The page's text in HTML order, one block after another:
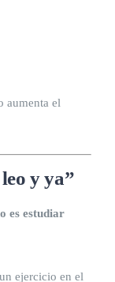
aumenta el
y ya”
es estudiar
ejercicio en el